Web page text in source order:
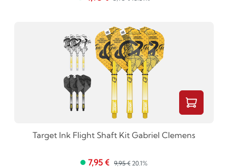
Target Ink Flight Shaft Kit Gabriel Clemens
7,95 € 9,95 € 20.1%